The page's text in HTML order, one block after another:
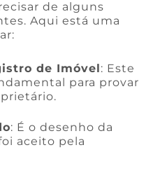
de alguns
Aqui está uma
de Imóvel : Este
para provar
: É o desenho da
aceito pela